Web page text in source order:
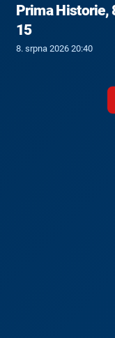
Prima Historie,
15
8. srpna 2026 20:40